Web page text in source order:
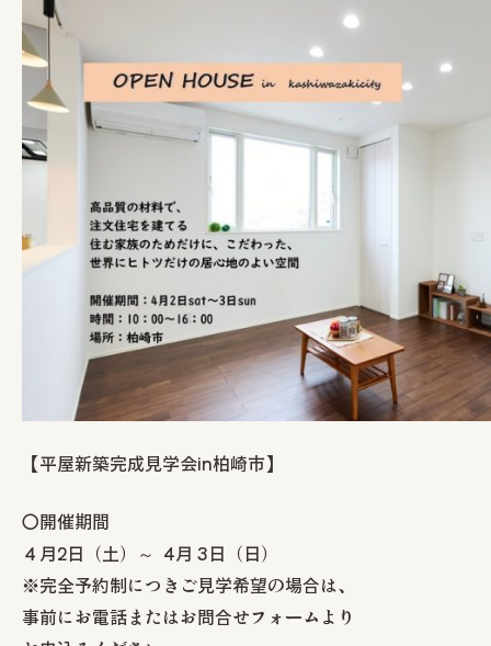
施工事例
お客様の声
会社情報
お知らせ
イベント情報
モデルハウス
見学予約
資料請求
【平屋新築完成見学会in柏崎市】
〇開催期間
４月2日（土）～ 4月 3日（日）
※完全予約制につきご見学希望の場合は、
事前にお電話またはお問合せフォームより